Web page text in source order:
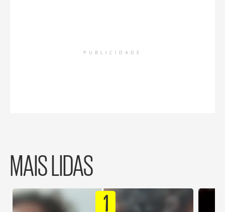
PUBLICIDADE
MAIS LIDAS
1